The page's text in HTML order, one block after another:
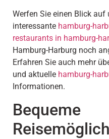
Werfen Sie einen Blick auf
interessante hamburg-
restaurants in hamburg-
Hamburg-Harburg noch
Erfahren Sie auch mehr
und aktuelle hamburg-
Informationen.
Bequeme